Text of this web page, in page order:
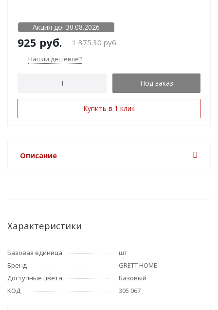
Акция до: 30.08.2026
925 руб. 1 375.30руб.
Нашли дешевле?
Под заказ
Купить в 1 клик
Описание
Характеристики
Базовая единица
шт
Бренд
GRETT HOME
Доступные цвета
Базовый
КОД
305 067